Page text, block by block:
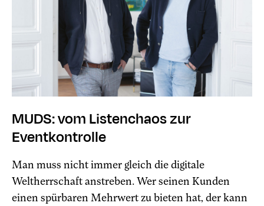
MUDS: vom Listenchaos zur
Eventkontrolle
Man muss nicht immer gleich die digitale
Weltherrschaft anstreben. Wer seinen Kunden
einen spürbaren Mehrwert zu bieten hat, der kann